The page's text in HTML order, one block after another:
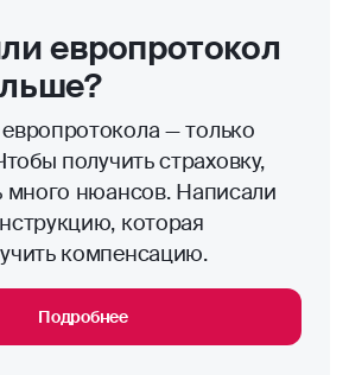
европротокол
— только
получить страховку,
много нюансов. Написали
которая
компенсацию.
Подробнее